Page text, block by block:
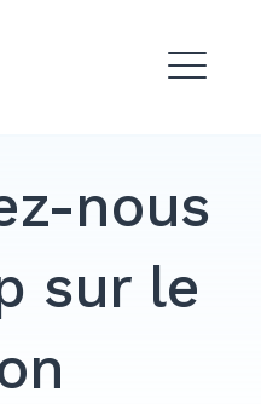
EXPAND
nous
sur le